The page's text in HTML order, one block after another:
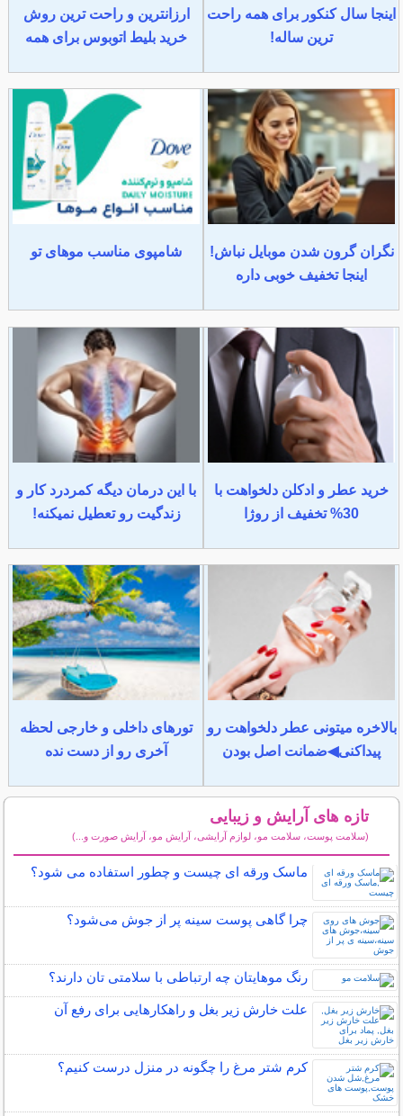
اینجا سال کنکور برای همه راحت
ترین ساله!
ارزانترین و راحت ترین روش
خرید بلیط اتوبوس برای همه
نگران گرون شدن موبایل نباش!
اینجا تخفیف خوبی داره
شامپوی مناسب موهای تو
خرید عطر و ادکلن دلخواهت با
30% تخفیف از روژا
با این درمان دیگه کمردرد کار و
زندگیت رو تعطیل نمیکنه!
بالاخره میتونی عطر دلخواهت رو
پیداکنی◀ضمانت اصل بودن
تورهای داخلی و خارجی لحظه
آخری رو از دست نده
تازه های آرایش و زیبایی
(سلامت پوست، سلامت مو، لوازم آرایشی، آرایش مو، آرایش صورت و...)
ماسک ورقه ای چیست و چطور استفاده می شود؟
چرا گاهی پوست سینه پر از جوش می‌شود؟
رنگ موهایتان چه ارتباطی با سلامتی تان دارند؟
علت خارش زیر بغل و راهکارهایی برای رفع آن
کرم شتر مرغ را چگونه در منزل درست کنیم؟